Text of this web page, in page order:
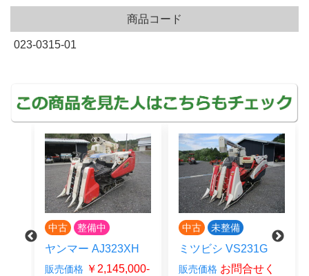
商品コード
023-0315-01
中古 整備中
ヤンマー AJ323XH
販売価格 ￥2,145,000-
中古 未整備
ミツビシ VS231G
販売価格 お問合せく